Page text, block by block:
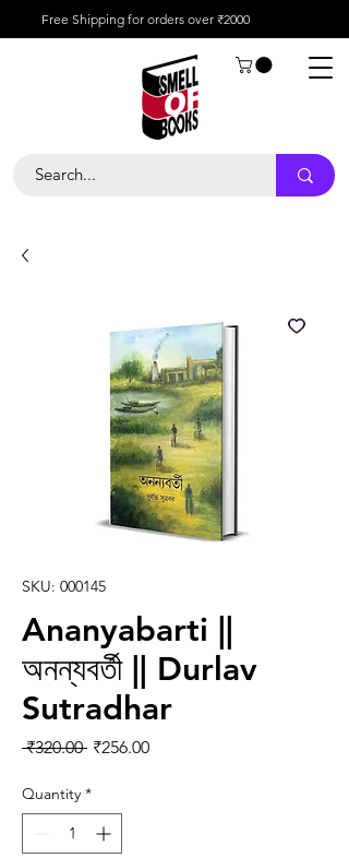
Free Shipping for orders over ₹2000
SKU: 000145
Ananyabarti ||
অনন্যবর্তী || Durlav
Sutradhar
₹320.00 Regular Price
₹256.00Sale Price
Quantity *